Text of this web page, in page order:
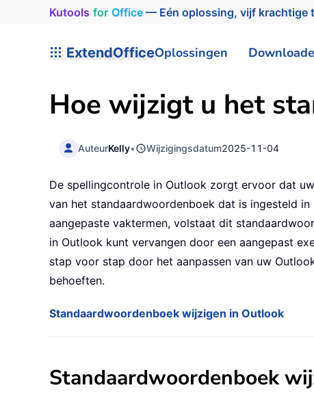
Kutools for Office— Eén oplossing, vijf krachtige
ExtendOfficeOplossingen
Hoe wijzigt u het
AuteurKelly• Wijzigingsdatum2025-11-04
De spellingcontrole in Outlook zorgt ervoor dat
van het standaardwoordenboek dat is ingesteld
aangepaste vaktermen, volstaat dit
in Outlook kunt vervangen door een aangepast
stap voor stap door het aanpassen van uw
behoeften.
Standaardwoordenboek wijzigen in Outlook
Standaardwoordenboek